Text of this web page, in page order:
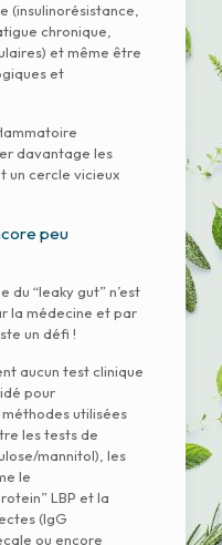
(insulinorésistance,
chronique,
et même être
et
davantage les
un cercle vicieux
peu
du “leaky gut” n’est
la médecine et par
un défi !
aucun test clinique
pour
utilisées
les tests de
mannitol), les
le
LBP et la
(IgG
ou encore